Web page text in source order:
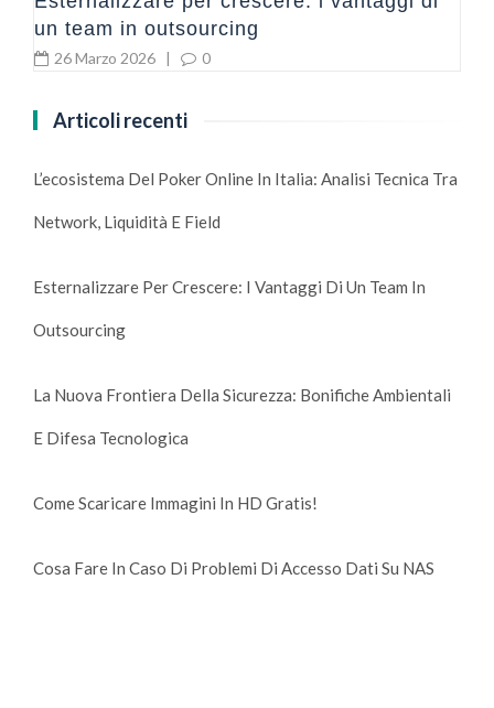
un team in outsourcing
26 Marzo 2026 | 0
Articoli recenti
L’ecosistema Del Poker Online In Italia: Analisi Tecnica Tra
Network, Liquidità E Field
Esternalizzare Per Crescere: I Vantaggi Di Un Team In
Outsourcing
La Nuova Frontiera Della Sicurezza: Bonifiche Ambientali
E Difesa Tecnologica
Come Scaricare Immagini In HD Gratis!
Cosa Fare In Caso Di Problemi Di Accesso Dati Su NAS